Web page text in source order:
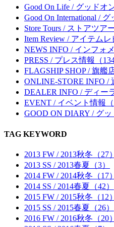
Good On Life / グッドオ
Good On International /
Store Tours / ストアツア
Item Review / アイテムレ
NEWS INFO / インフォ
PRESS / プレス情報（134
FLAGSHIP SHOP / 旗艦
ONLINE-STORE INFO /
DEALER INFO / ディー
EVENT / イベント情報（
GOOD ON DIARY / グッ
TAG KEYWORD
2013 FW / 2013秋冬（27）
2013 SS / 2013春夏（3）
2014 FW / 2014秋冬（17）
2014 SS / 2014春夏（42）
2015 FW / 2015秋冬（12）
2015 SS / 2015春夏（26）
2016 FW / 2016秋冬（20）